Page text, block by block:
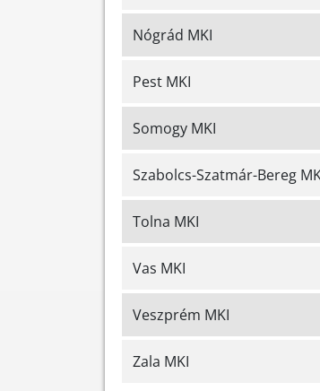
Nógrád MKI
Pest MKI
Somogy MKI
Szabolcs-Szatmár-Bereg
Tolna MKI
Vas MKI
Veszprém MKI
Zala MKI